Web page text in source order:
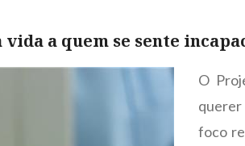
a quem se sente
O
querer
foco